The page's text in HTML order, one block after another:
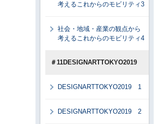
考えるこれからのモビリティ3
社会・地域・産業の観点から
考えるこれからのモビリティ4
＃11DESIGNARTTOKYO2019
DESIGNARTTOKYO2019 1
DESIGNARTTOKYO2019 2